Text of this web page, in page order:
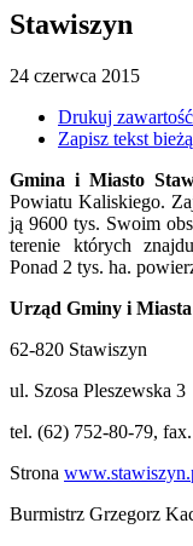
Stawiszyn
24 czerwca 2015
Drukuj
Zapisz tekst
Gmina i Miasto
Powiatu Kaliskiego.
ją 9600 tys. Swoim
terenie których
Ponad 2 tys. ha.
Urząd Gminy i Miasta
62-820 Stawiszyn
ul. Szosa Pleszewska 3
tel. (62) 752-80-79,
Strona
Burmistrz Grzegorz